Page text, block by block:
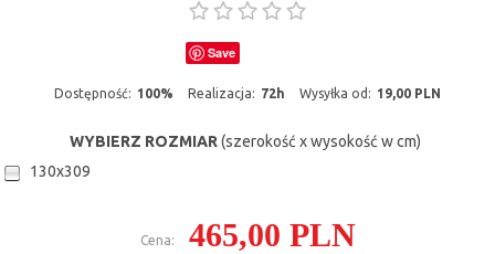
Save
Dostępność: 100% Realizacja: 72h Wysyłka od: 19,00 PLN
WYBIERZ ROZMIAR (szerokość x wysokość w cm)
130x309
Cena: 465,00 PLN